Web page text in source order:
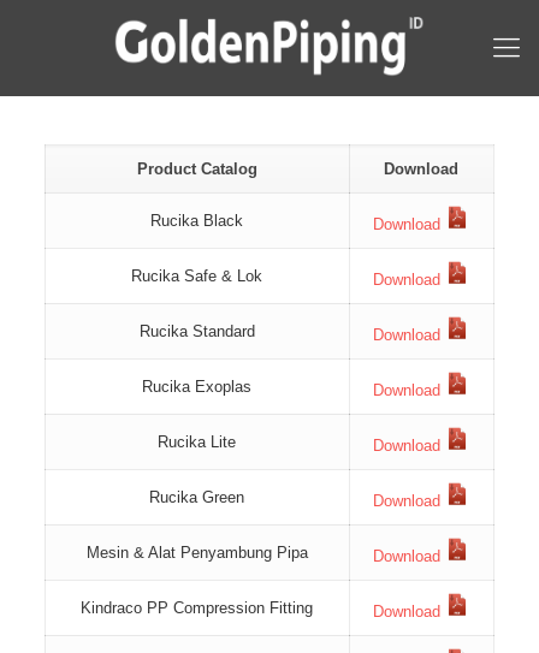
Product Catalog Download
Rucika Black Download
Rucika Safe & Lok Download
Rucika Standard Download
Rucika Exoplas Download
Rucika Lite Download
Rucika Green Download
Mesin & Alat Penyambung Pipa Download
Kindraco PP Compression Fitting Download